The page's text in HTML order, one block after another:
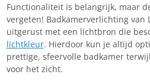
Functionaliteit is belangrijk, maar
vergeten! Badkamerverlichting
uitgerust met een lichtbron die
lichtkleur. Hierdoor kun je altijd
prettige, sfeervolle badkamer
voor het zicht.